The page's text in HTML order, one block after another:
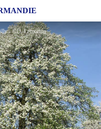
- ©D. Lemorton